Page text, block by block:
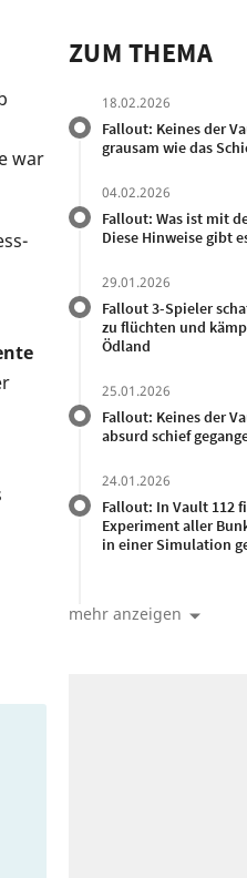
war
ZUM THEMA
18.02.2026
Fallout: Keines der
grausam wie das
04.02.2026
Fallout: Was ist mit
Diese Hinweise gibt
29.01.2026
Fallout 3-Spieler
zu flüchten und
Ödland
25.01.2026
Fallout: Keines der
absurd schief
24.01.2026
Fallout: In Vault 112
Experiment aller
in einer Simulation
mehr anzeigen